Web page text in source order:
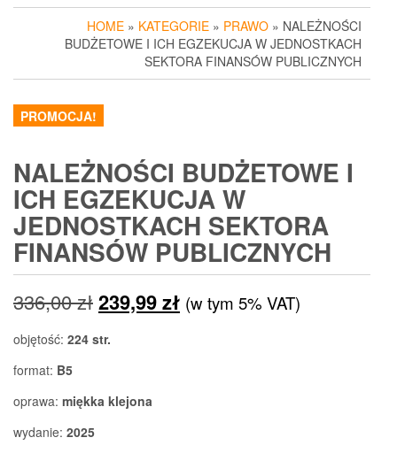
HOME » KATEGORIE » PRAWO » NALEŻNOŚCI
BUDŻETOWE I ICH EGZEKUCJA W JEDNOSTKACH
SEKTORA FINANSÓW PUBLICZNYCH
PROMOCJA!
NALEŻNOŚCI BUDŻETOWE I
ICH EGZEKUCJA W
JEDNOSTKACH SEKTORA
FINANSÓW PUBLICZNYCH
336,00złPierwotna
cena
336,00 zł.
239,99złAktualna
(w tym 5% VAT)
objętość: 224 str.
format: B5
oprawa: miękka klejona
wydanie: 2025